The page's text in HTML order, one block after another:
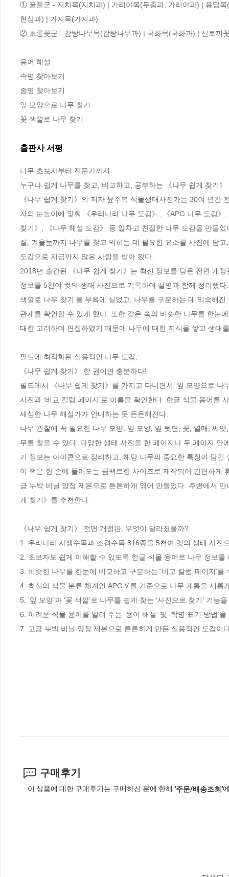
① 꿀풀군 - 지치목(지치과) | 가리야목(두충과, 가리야과) | 용담
현삼과) | 가지목(가지과)
② 초롱꽃군 - 감탕나무목(감탕나무과) | 국화목(국화과) | 산토끼
용어 해설
속명 찾아보기
종명 찾아보기
잎 모양으로 나무 찾기
꽃 색깔로 나무 찾기
출판사 서평
나무 초보자부터 전문가까지
누구나 쉽게 나무를 찾고, 비교하고, 공부하는 《나무 쉽게 찾기》
《나무 쉽게 찾기》의 저자 윤주복 식물생태사진가는 30여 년
자의 눈높이에 맞춰 《우리나라 나무 도감》, 《APG 나무 도감
찾기》, 《나무 해설 도감》 등 알차고 친절한 나무 도감을 만들
질, 겨울눈까지 나무를 찾고 익히는 데 필요한 요소를 사진에 담
도감으로 지금까지 많은 사랑을 받아 왔다.
2018년 출간된 《나무 쉽게 찾기》는 최신 정보를 담은 전면 개
정보를 5천여 컷의 생태 사진으로 기록하여 설명과 함께 정리했
색깔로 나무 찾기’를 부록에 실었고, 나무를 구분하는 데 익숙해
관계를 확인할 수 있게 했다. 또한 같은 속의 비슷한 나무를 한눈
대한 고려하여 편집하였기 때문에 나무에 대한 지식을 쌓고 생태
필드에 최적화된 실용적인 나무 도감,
《나무 쉽게 찾기》 한 권이면 충분하다!
필드에서 《나무 쉽게 찾기》를 가지고 다니면서 ‘잎 모양으로 나
사진과 ‘비교 칼럼 페이지’로 이름을 확인한다. 한글 식물 용어
세심한 나무 해설가가 안내하는 듯 든든해진다.
나무 관찰에 꼭 필요한 나무 모양, 잎 모양, 잎 뒷면, 꽃, 열매, 씨
무를 찾을 수 있다. 다양한 생태 사진을 한 페이지나 두 페이지
기 정보는 아이콘으로 정리하고, 해당 나무의 중요한 특징이 담
이 책은 한 손에 들어오는 콤팩트한 사이즈로 제작되어 간편하게
급 누박 비닐 양장 제본으로 튼튼하게 엮어 만들었다. 주변에서
게 찾기》를 추천한다.
《나무 쉽게 찾기》 전면 개정판, 무엇이 달라졌을까?
1. 우리나라 자생수목과 조경수목 816종을 5천여 컷의 생태 사진
2. 초보자도 쉽게 이해할 수 있도록 한글 식물 용어로 나무 정보를
3. 비슷한 나무를 한눈에 비교하고 구분하는 ‘비교 칼럼 페이지’를
4. 최신의 식물 분류 체계인 APGⅣ를 기준으로 나무 계통을 새롭
5. ‘잎 모양’과 ‘꽃 색깔’로 나무를 쉽게 찾는 ‘사진으로 찾기’ 기능
6. 어려운 식물 용어를 알려 주는 ‘용어 해설’ 및 ‘학명 표기 방법’
7. 고급 누박 비닐 양장 제본으로 튼튼하게 만든 실용적인 도감이
구매후기
이 상품에 대한 구매후기는 구매하신 분에 한해 '주문/배송조회'